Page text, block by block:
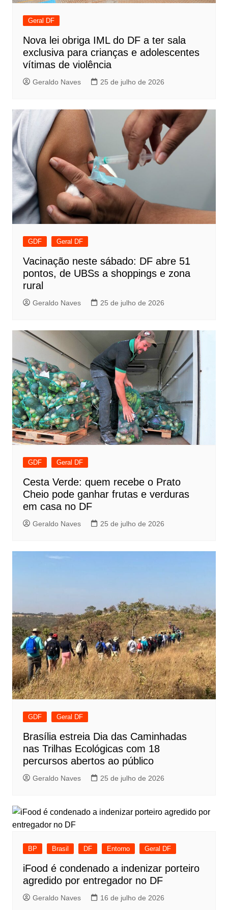
Geral DF
Nova lei obriga IML do DF a ter sala
exclusiva para crianças e adolescentes
vítimas de violência
Geraldo Naves 25 de julho de 2026
GDF Geral DF
Vacinação neste sábado: DF abre 51
pontos, de UBSs a shoppings e zona
rural
Geraldo Naves 25 de julho de 2026
GDF Geral DF
Cesta Verde: quem recebe o Prato
Cheio pode ganhar frutas e verduras
em casa no DF
Geraldo Naves 25 de julho de 2026
GDF Geral DF
Brasília estreia Dia das Caminhadas
nas Trilhas Ecológicas com 18
percursos abertos ao público
Geraldo Naves 25 de julho de 2026
BP Brasil DF Entorno Geral DF
iFood é condenado a indenizar porteiro
agredido por entregador no DF
Geraldo Naves 16 de julho de 2026